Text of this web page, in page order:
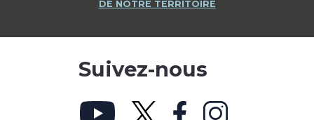
DE NOTRE TERRITOIRE
Suivez-nous